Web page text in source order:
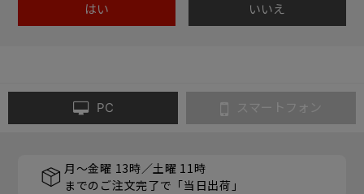
はい いいえ
PC スマートフォン
月～金曜 13時／土曜 11時
までのご注文完了で「当日出荷」